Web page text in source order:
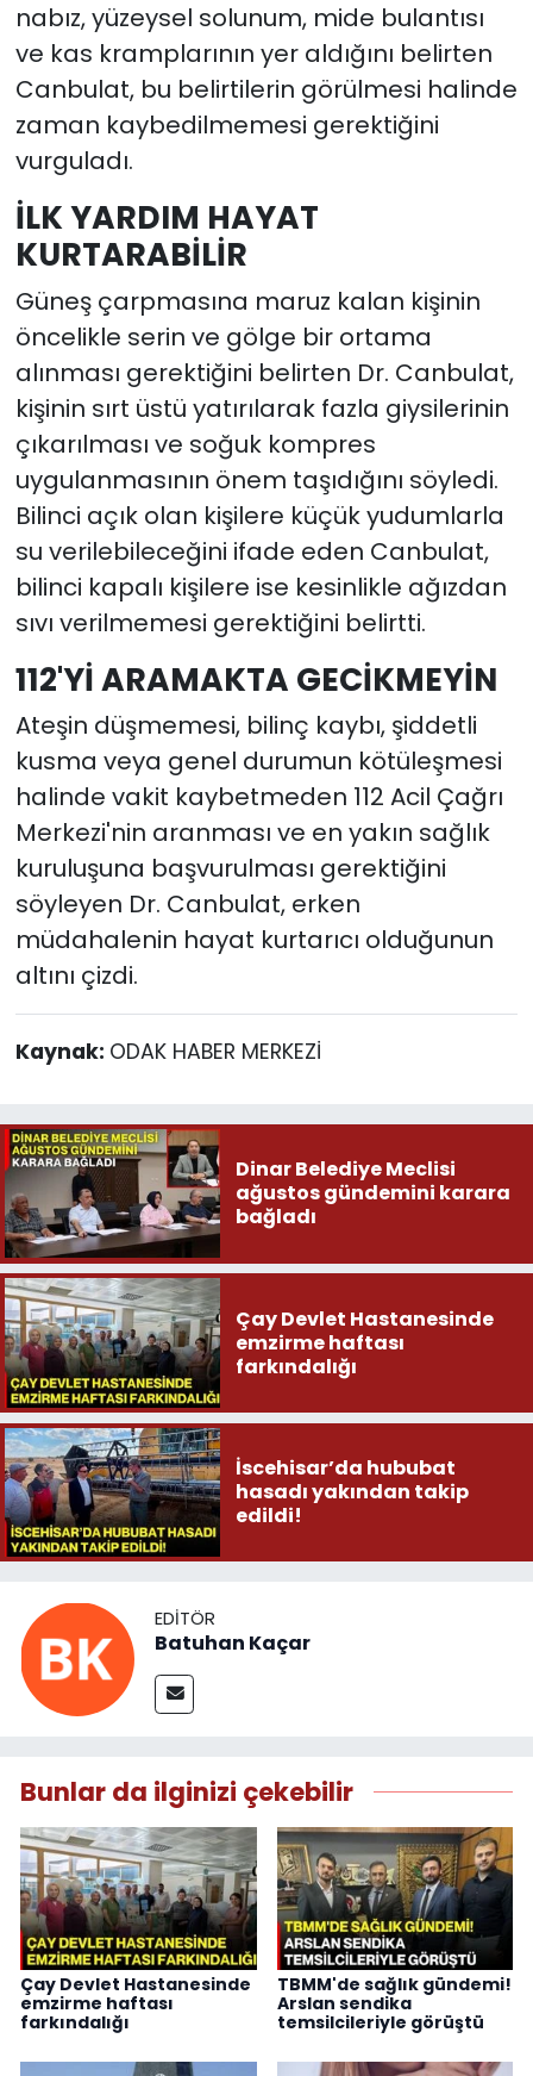
nabız, yüzeysel solunum, mide bulantısı
ve kas kramplarının yer aldığını belirten
Canbulat, bu belirtilerin görülmesi halinde
zaman kaybedilmemesi gerektiğini
vurguladı.
İLK YARDIM HAYAT
KURTARABİLİR
Güneş çarpmasına maruz kalan kişinin
öncelikle serin ve gölge bir ortama
alınması gerektiğini belirten Dr. Canbulat,
kişinin sırt üstü yatırılarak fazla giysilerinin
çıkarılması ve soğuk kompres
uygulanmasının önem taşıdığını söyledi.
Bilinci açık olan kişilere küçük yudumlarla
su verilebileceğini ifade eden Canbulat,
bilinci kapalı kişilere ise kesinlikle ağızdan
sıvı verilmemesi gerektiğini belirtti.
112'Yİ ARAMAKTA GECİKMEYİN
Ateşin düşmemesi, bilinç kaybı, şiddetli
kusma veya genel durumun kötüleşmesi
halinde vakit kaybetmeden 112 Acil Çağrı
Merkezi'nin aranması ve en yakın sağlık
kuruluşuna başvurulması gerektiğini
söyleyen Dr. Canbulat, erken
müdahalenin hayat kurtarıcı olduğunun
altını çizdi.
Kaynak: ODAK HABER MERKEZİ
Dinar Belediye Meclisi
ağustos gündemini karara
bağladı
Çay Devlet Hastanesinde
emzirme haftası
farkındalığı
İscehisar’da hububat
hasadı yakından takip
edildi!
EDITÖR
Batuhan Kaçar
Bunlar da ilginizi çekebilir
Çay Devlet Hastanesinde
emzirme haftası
farkındalığı
TBMM'de sağlık gündemi!
Arslan sendika
temsilcileriyle görüştü